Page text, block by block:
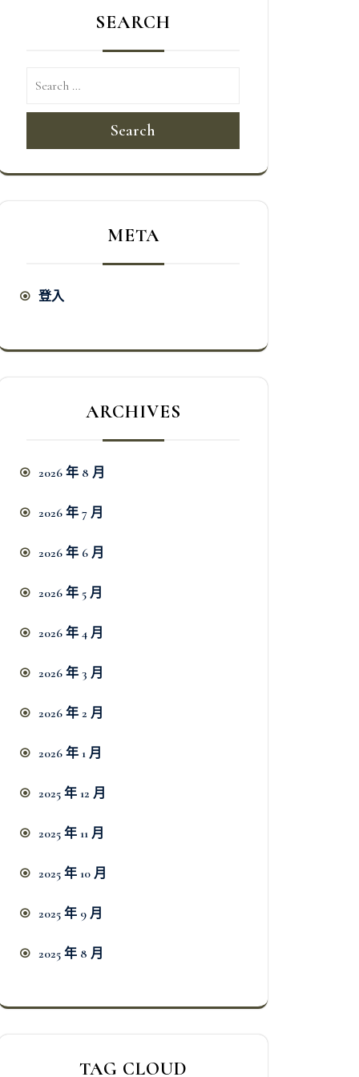
SEARCH
Search
META
登入
ARCHIVES
2026 年 8 月
2026 年 7 月
2026 年 6 月
2026 年 5 月
2026 年 4 月
2026 年 3 月
2026 年 2 月
2026 年 1 月
2025 年 12 月
2025 年 11 月
2025 年 10 月
2025 年 9 月
2025 年 8 月
TAG CLOUD